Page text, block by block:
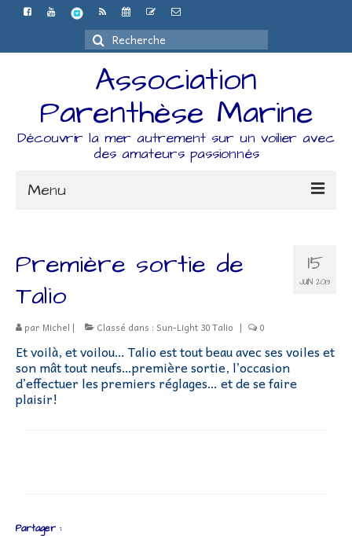
Rechercher
:
Association
Parenthèse Marine
Découvrir la mer autrement sur un voilier avec
des amateurs passionnés
Menu
L’association
Espace Adhérents
Organisation
Lettr’Infos
Embarquez
15
JUIN 2013
Première sortie de
Talio
par Michel | Classé dans : Sun-Light 30 Talio | 0
Et voilà, et voilou… Talio est tout beau avec ses voiles et
son mât tout neufs…première sortie, l’occasion
d’effectuer les premiers réglages… et de se faire
plaisir!
Partager :